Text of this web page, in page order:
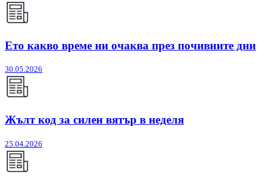
Ето какво време ни очаква през почивните дни
30.05.2026
Жълт код за силен вятър в неделя
25.04.2026